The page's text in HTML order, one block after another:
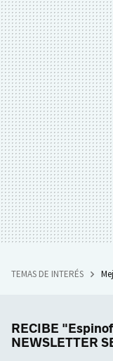
TEMAS DE INTERÉS
RECIBE
NEWSLETTER